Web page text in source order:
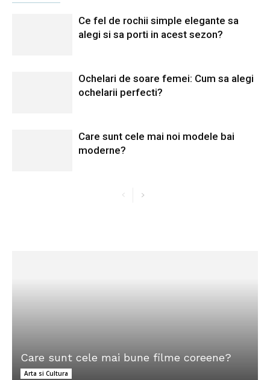
Ce fel de rochii simple elegante sa
alegi si sa porti in acest sezon?
Ochelari de soare femei: Cum sa alegi
ochelarii perfecti?
Care sunt cele mai noi modele bai
moderne?
Care sunt cele mai bune filme coreene?
Arta si Cultura